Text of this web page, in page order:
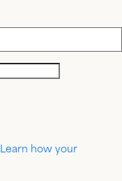
Learn how your